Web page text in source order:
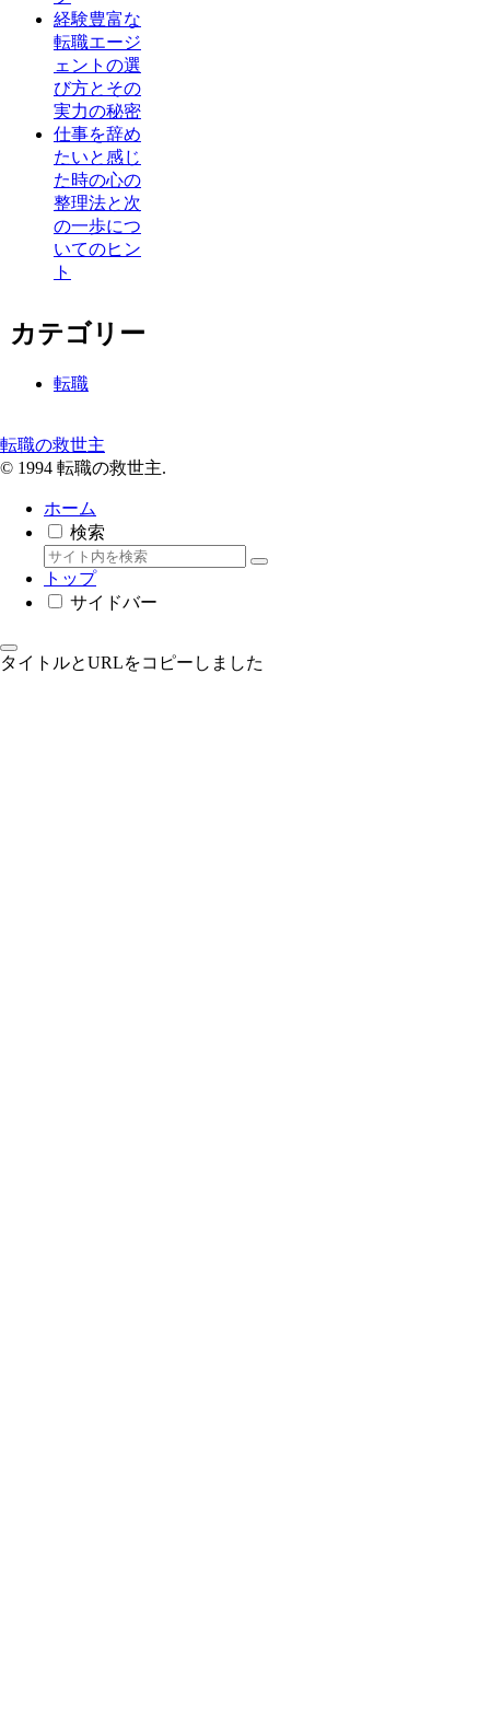
経験豊富な
転職エージ
ェントの選
び方とその
実力の秘密
仕事を辞め
たいと感じ
た時の心の
整理法と次
の一歩につ
いてのヒン
ト
カテゴリー
転職
転職の救世主
© 1994 転職の救世主.
ホーム
検索
トップ
サイドバー
タイトルとURLをコピーしました